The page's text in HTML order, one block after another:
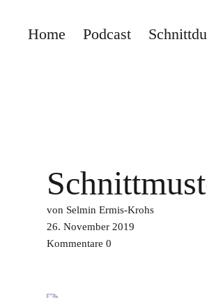
Home Podcast
von Selmin Ermis-Krohs
26. November 2019
Kommentare 0